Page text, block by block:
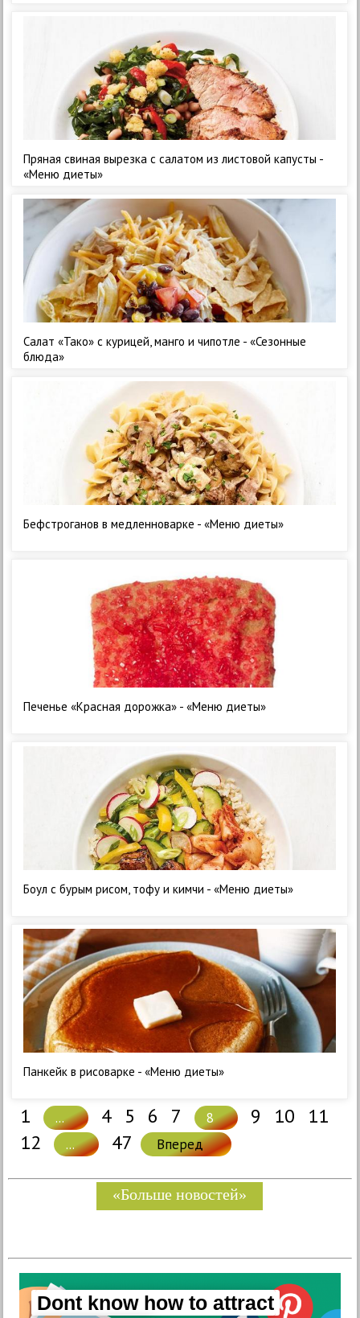
Пряная свиная вырезка с салатом из листовой капусты -
«Меню диеты»
Салат «Тако» с курицей, манго и чипотле - «Сезонные
блюда»
Бефстроганов в медленноварке - «Меню диеты»
Печенье «Красная дорожка» - «Меню диеты»
Боул с бурым рисом, тофу и кимчи - «Меню диеты»
Панкейк в рисоварке - «Меню диеты»
1 ... 4 5 6 7 8 9 10
11
12
... 47 Вперед
«Больше новостей»
Dont know how to attract